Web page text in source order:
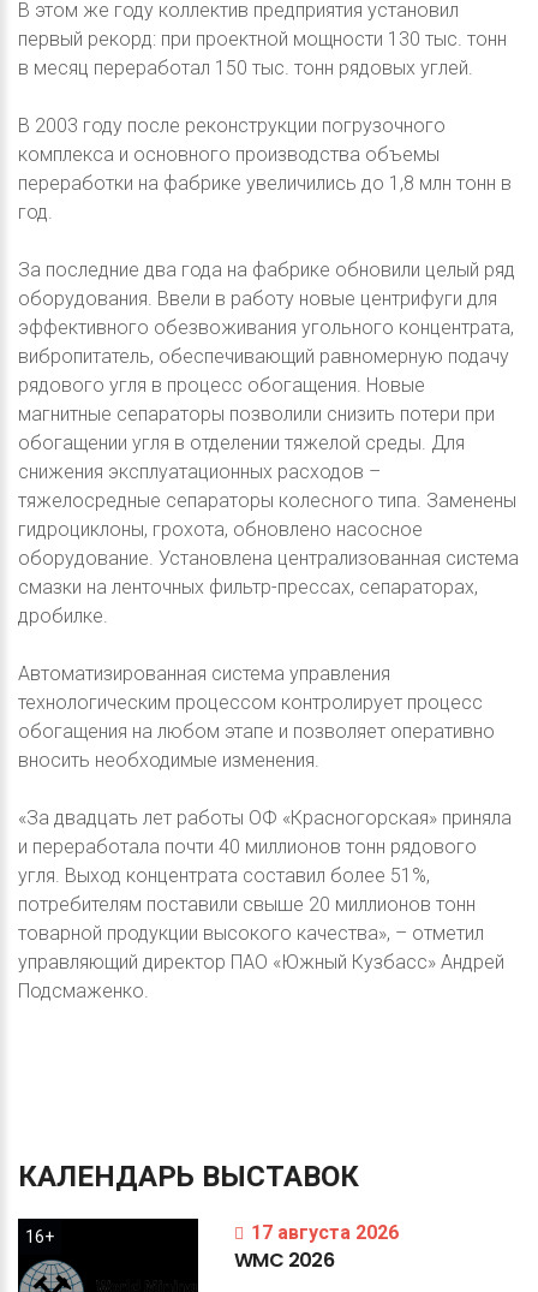
В этом же году коллектив предприятия установил
первый рекорд: при проектной мощности 130 тыс. тонн
в месяц переработал 150 тыс. тонн рядовых углей.
В 2003 году после реконструкции погрузочного
комплекса и основного производства объемы
переработки на фабрике увеличились до 1,8 млн тонн в
год.
За последние два года на фабрике обновили целый ряд
оборудования. Ввели в работу новые центрифуги для
эффективного обезвоживания угольного концентрата,
вибропитатель, обеспечивающий равномерную подачу
рядового угля в процесс обогащения. Новые
магнитные сепараторы позволили снизить потери при
обогащении угля в отделении тяжелой среды. Для
снижения эксплуатационных расходов –
тяжелосредные сепараторы колесного типа. Заменены
гидроциклоны, грохота, обновлено насосное
оборудование. Установлена централизованная система
смазки на ленточных фильтр-прессах, сепараторах,
дробилке.
Автоматизированная система управления
технологическим процессом контролирует процесс
обогащения на любом этапе и позволяет оперативно
вносить необходимые изменения.
«За двадцать лет работы ОФ «Красногорская» приняла
и переработала почти 40 миллионов тонн рядового
угля. Выход концентрата составил более 51%,
потребителям поставили свыше 20 миллионов тонн
товарной продукции высокого качества», – отметил
управляющий директор ПАО «Южный Кузбасс» Андрей
Подсмаженко.
КАЛЕНДАРЬ ВЫСТАВОК
16+ 17 августа 2026
WMC 2026